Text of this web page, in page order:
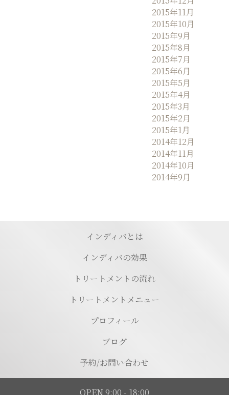
2015年11月
2015年10月
2015年9月
2015年8月
2015年7月
2015年6月
2015年5月
2015年4月
2015年3月
2015年2月
2015年1月
2014年12月
2014年11月
2014年10月
2014年9月
インディバとは
インディバの効果
トリートメントの流れ
トリートメントメニュー
プロフィール
ブログ
予約/お問い合わせ
OPEN 9:00 - 18:00